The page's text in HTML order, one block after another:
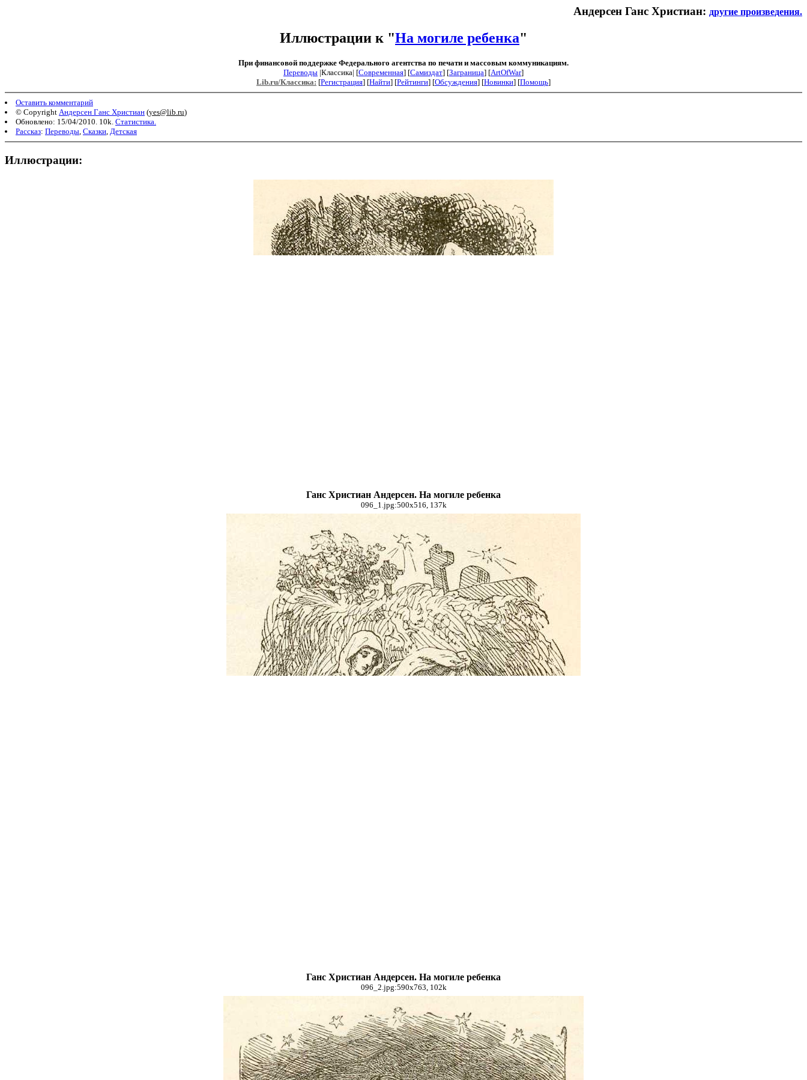
Андерсен Ганс Христиан: другие произведения.
Иллюстрации к "На могиле ребенка"
При финансовой поддержке Федерального агентства по печати и массовым коммуникациям.
Переводы |Классика| [Современная] [Самиздат] [Заграница] [ArtOfWar]
Lib.ru/Классика: [Регистрация] [Найти] [Рейтинги] [Обсуждения] [Новинки] [Помощь]
Оставить комментарий
© Copyright Андерсен Ганс Христиан (yes@lib.ru)
Обновлено: 15/04/2010. 10k. Статистика.
Рассказ: Переводы Сказки Детская
Иллюстрации:
Ганс Христиан Андерсен. На могиле ребенка
096_1.jpg:500x516, 137k
Ганс Христиан Андерсен. На могиле ребенка
096_2.jpg:590x763, 102k